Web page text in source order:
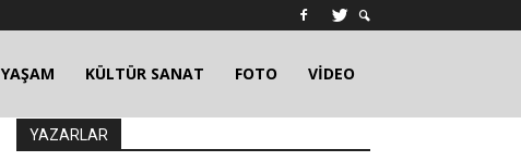
YAŞAM KÜLTÜR SANAT FOTO VİDEO
YAZARLAR